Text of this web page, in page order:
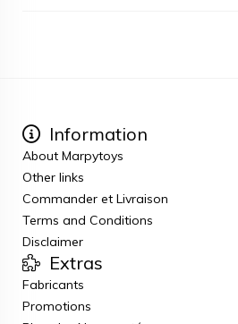
Information
About Marpytoys
Other links
Commander et Livraison
Terms and Conditions
Disclaimer
Extras
Fabricants
Promotions